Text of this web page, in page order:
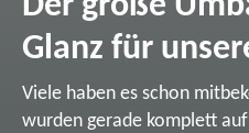
Glanz für
Viele haben es schon
wurden gerade komplett